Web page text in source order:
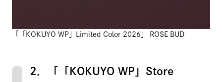
「「KOKUYO WP」Limited Color 2026」 ROSE BUD
2．「「KOKUYO WP」Store